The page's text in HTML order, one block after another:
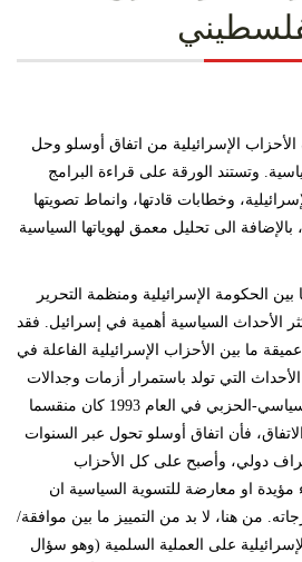
الإسرائيلية من اتفاق أوسلو وحل
وتستند الورقة على قراءة البرامج
وخطابات قادتها، وانماط تصويتها
الى تحليل معمق لهوياتها السياسية
الحكومة الإسرائيلية ومنظمة التحرير
عام 1993، من أكثر الأحداث السياسية أهمية في إسرائيل. فقد
ما بين الأحزاب الإسرائيلية الفاعلة في
التي تولد باستمرار أزمات وجدالات
سياسية. وبينما ان المشهد السياسي-الحزبي في العام 1993 كان منقسما
فأن اتفاق أوسلو تحول عبر السنوات
دولي، وأصبح على كل الأحزاب
او معارضة للتسوية السياسية ان
من هنا، لا بد من التمييز ما بين موافقة/
على العملية السلمية (وهو سؤال